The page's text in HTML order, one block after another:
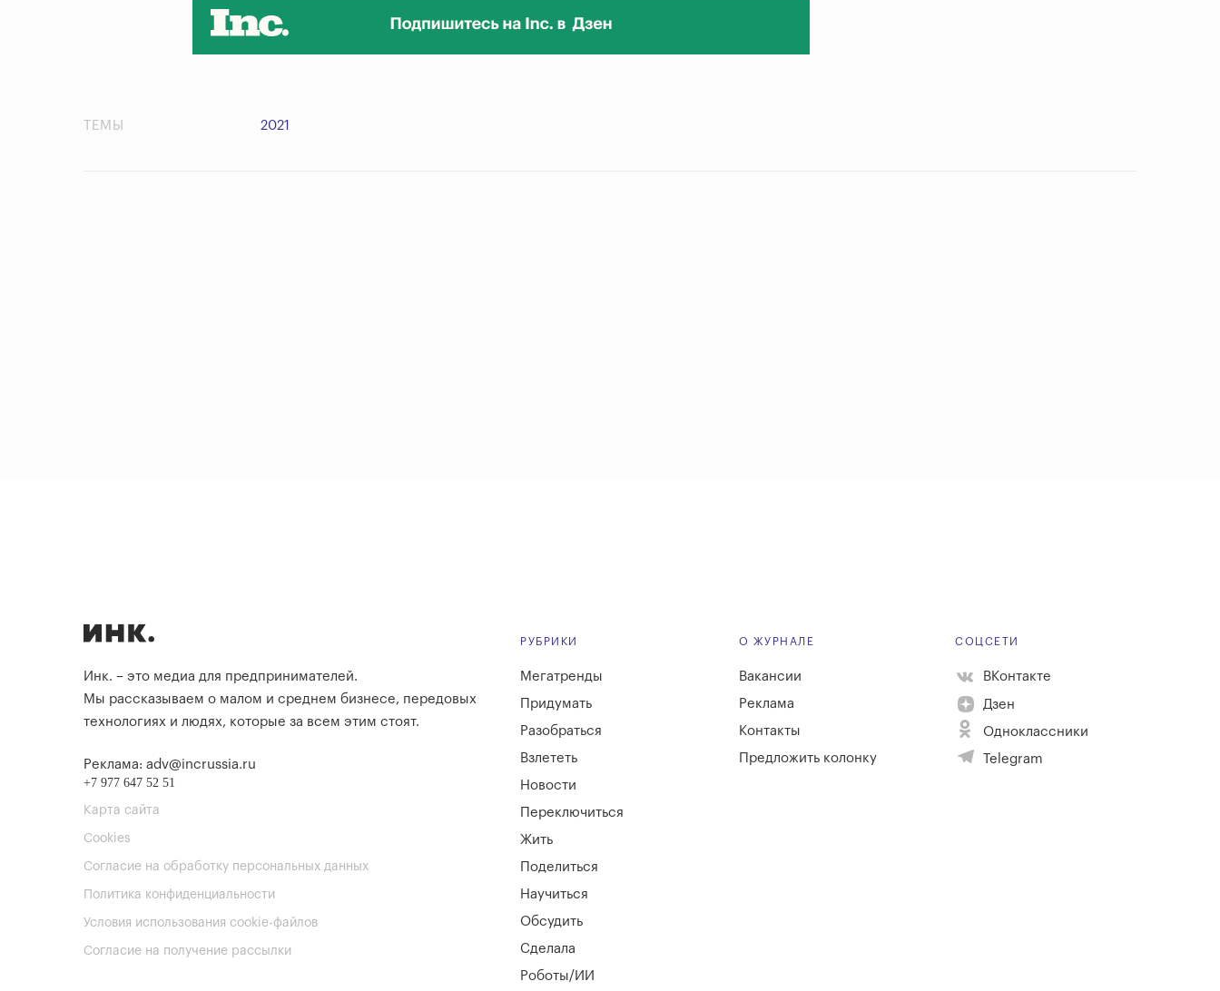
ТЕМЫ 2021
Инк. – это медиа для предпринимателей.
Мы рассказываем о малом и среднем бизнесе, передовых
технологиях и людях, которые за всем этим стоят.
Реклама: adv@incrussia.ru
+7 977 647 52 51
Карта сайта
Cookies
Согласие на обработку персональных данных
Политика конфиденциальности
Условия использования cookie-файлов
Согласие на получение рассылки
РУБРИКИ
Мегатренды
Придумать
Разобраться
Взлететь
Новости
Переключиться
Жить
Поделиться
Научиться
Обсудить
Сделала
Роботы/ИИ
О ЖУРНАЛЕ
Вакансии
Реклама
Контакты
Предложить колонку
СОЦСЕТИ
ВКонтакте
Дзен
Одноклассники
Telegram